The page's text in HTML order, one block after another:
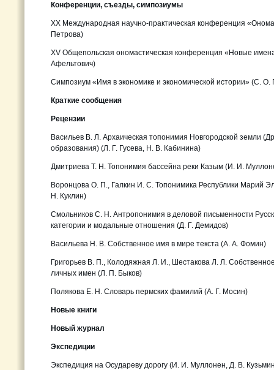
Конференции, съезды, симпозиумы
XX Международная научно-практическая
Петрова)
XV Общепольская ономастическая конференция «Новые
Афельтович)
Симпозиум «Имя в экономике и экономической истории» (С. О.
Краткие сообщения
Рецензии
Васильев В. Л. Архаическая топонимия Новгородской земли
образования) (Л. Г. Гусева, Н. В. Кабинина)
Дмитриева Т. Н. Топонимия бассейна реки Казым (И. И.
Воронцова О. П., Галкин И. С. Топонимика Республики Марий
Н. Куклин)
Смольников С. Н. Антропонимия в деловой письменности
категории и модальные отношения (Д. Г. Демидов)
Васильева Н. В. Собственное имя в мире текста (А. А. Фомин)
Григорьев В. П., Колодяжная Л. И., Шестакова Л. Л.
личных имен (Л. П. Быков)
Полякова Е. Н. Словарь пермских фамилий (А. Г. Мосин)
Новые книги
Новый журнал
Экспедиции
Экспедиция на Осудареву дорогу (И. И. Муллонен, Д. В.